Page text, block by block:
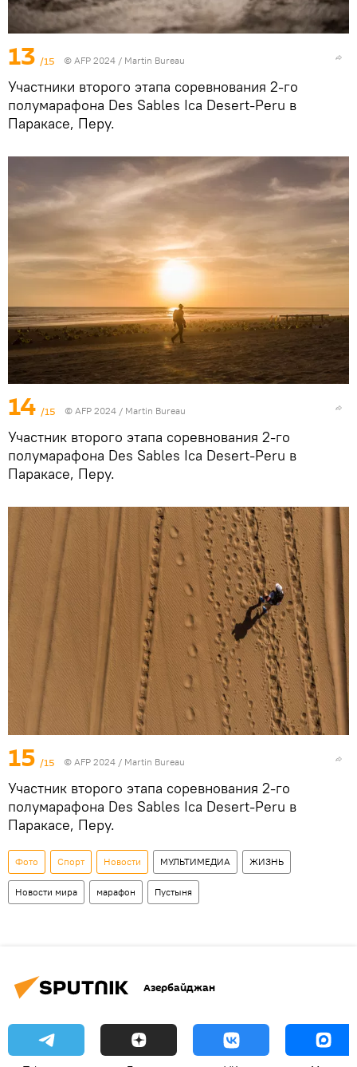
13 /15 © AFP 2024 / Martin Bureau
Участники второго этапа соревнования 2-го
полумарафона Des Sables Ica Desert-Peru в
Паракасе, Перу.
14 /15 © AFP 2024 / Martin Bureau
Участник второго этапа соревнования 2-го
полумарафона Des Sables Ica Desert-Peru в
Паракасе, Перу.
15 /15 © AFP 2024 / Martin Bureau
Участник второго этапа соревнования 2-го
полумарафона Des Sables Ica Desert-Peru в
Паракасе, Перу.
Фото Спорт Новости МУЛЬТИМЕДИА ЖИЗНЬ
Новости мира марафон Пустыня
Азербайджан